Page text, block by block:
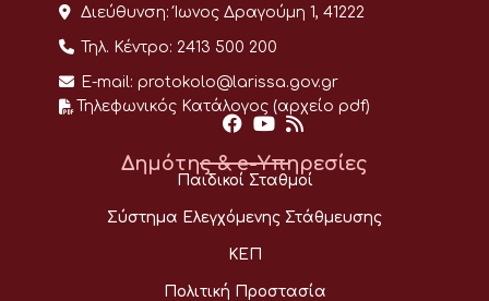
Διεύθυνση: Ίωνος Δραγούμη 1, 41222
Τηλ. Κέντρο: 2413 500 200
E-mail: protokolo@larissa.gov.gr
Τηλεφωνικός Κατάλογος (αρχείο pdf)
Δημότης & e-Υπηρεσίες
Παιδικοί Σταθμοί
Σύστημα Ελεγχόμενης Στάθμευσης
ΚΕΠ
Πολιτική Προστασία